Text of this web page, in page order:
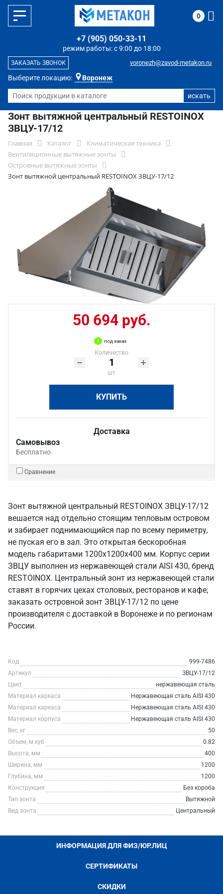
Выберите локацию: Воронеж
режим работы: с 9:00 до 18:00
+7 (905) 050-33-11
voronezh@zavod-metakon.ru
ЗАКАЗАТЬ ЗВОНОК
0
Зонт вытяжной центральный RESTOINOX
ЗВЦУ-17/12
Главная Каталог
Климатическая техника
Вентиляционные вытяжные зонты
Островные вытяжные зонты
Зонт вытяжной центральный RESTOINOX ЗВЦУ-17/12
50 694 руб.
под заказ
Количество
шт
КУПИТЬ
Доставка
Самовывоз
Бесплатно.
Сравнение
Зонт вытяжной центральный RESTOINOX ЗВЦУ-17/12
вешается над отдельно стоящим тепловым островом
и забирает поднимающийся пар по всему периметру,
не пуская его в зал. Это открытая бескоробная
модель габаритами 1200х1200х400 мм. Корпус серии
ЗВЦУ выполнен из нержавеющей стали AISI 430, бренд
RESTOINOX. Центральный зонт из нержавеющей стали
ставят в горячих цехах столовых, ресторанов и кафе;
заказать островной зонт ЗВЦУ-17/12 по цене
производителя с доставкой в Воронеже и по регионам
России.
Код
999-7486
Артикул
ЗВЦУ-17/12
Цвет
нержавеющая сталь
Материал каркаса
Нержавеющая сталь AISI 430
Материал каркаса
Нержавеющая сталь AISI 430
Материал корпуса
Нержавеющая сталь AISI 430
Вес, кг
50
Объем, м.куб
0.82
Высота, мм
400
Ширина, мм
1200
Глубина, мм
1200
Конструкция
Без короба
Тип зонта
Вытяжной
Вид зонта
Центральный
ИНФОРМАЦИЯ ДЛЯ ФИЗ/ЮР.ЛИЦ
СЕРТИФИКАТЫ
СКИДКИ